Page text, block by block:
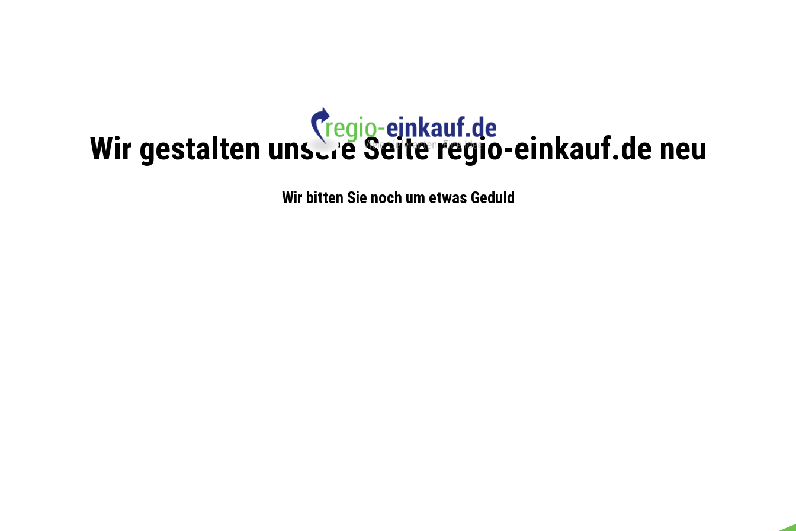
Wir gestalten unsere Seite regio-einkauf.de neu
Wir bitten Sie noch um etwas Geduld